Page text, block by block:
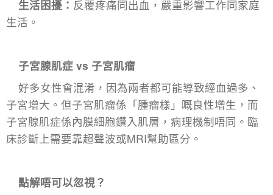
生活困擾： 反覆疼痛同出血，嚴重影響工作同家庭
生活。
子宮腺肌症 vs 子宮肌瘤
好多女性會混淆，因為兩者都可能導致經血過多、
子宮增大。但子宮肌瘤係「腫瘤樣」嘅良性增生，而
子宮腺肌症係內膜細胞鑽入肌層，病理機制唔同。臨
床診斷上需要靠超聲波或MRI幫助區分。
點解唔可以忽視？